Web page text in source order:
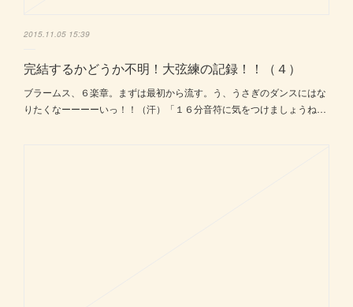
2015.11.05 15:39
完結するかどうか不明！大弦練の記録！！（４）
ブラームス、６楽章。まずは最初から流す。う、うさぎのダンスにはな
りたくなーーーーいっ！！（汗）「１６分音符に気をつけましょうね…